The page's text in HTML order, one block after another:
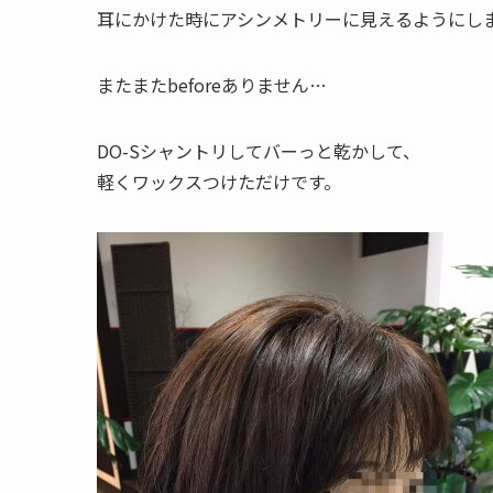
耳にかけた時にアシンメトリーに見えるようにし
またまたbeforeありません…
DO-Sシャントリしてバーっと乾かして、
軽くワックスつけただけです。